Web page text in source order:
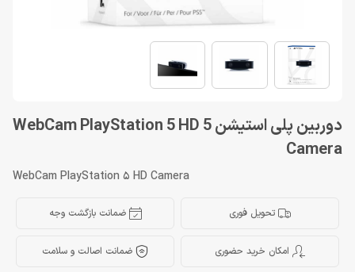
دوربین پلی استیشن 5 WebCam PlayStation 5 HD
Camera
WebCam PlayStation 5 HD Camera
تحویل فوری ضمانت بازگشت وجه
امکان خرید حضوری ضمانت اصالت و سلامت